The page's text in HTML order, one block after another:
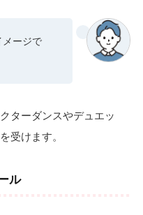
メージで
ターダンスやデュエッ
受けます。
ル